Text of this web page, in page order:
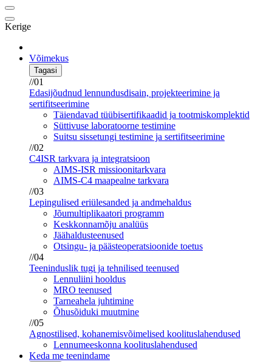
Kerige
Võimekus
Tagasi
//01
Edasijõudnud lennundusdisain, projekteerimine ja
sertifitseerimine
Täiendavad tüübisertifikaadid ja tootmiskomplektid
Süttivuse laboratoorne testimine
Suitsu sissetungi testimine ja sertifitseerimine
//02
C4ISR tarkvara ja integratsioon
AIMS-ISR missioonitarkvara
AIMS-C4 maapealne tarkvara
//03
Lepingulised eriülesanded ja andmehaldus
Jõumultiplikaatori programm
Keskkonnamõju analüüs
Jäähaldusteenused
Otsingu- ja päästeoperatsioonide toetus
//04
Teeninduslik tugi ja tehnilised teenused
Lennuliini hooldus
MRO teenused
Tarneahela juhtimine
Õhusõiduki muutmine
//05
Agnostilised, kohanemisvõimelised koolituslahendused
Lennumeeskonna koolituslahendused
Keda me teenindame